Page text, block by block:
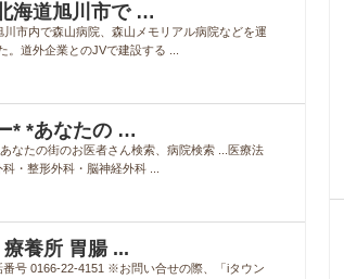
海道旭川市で …
市内で森山病院、森山メモリアル病院などを運
道外企業とのJVで建設する ...
* *あなたの …
なたの街のお医者さん検索、病院検索 ...医療法
・整形外科・脳神経外科 ...
養所 胃腸 ...
号 0166-22-4151 ※お問い合せの際、「iタウン